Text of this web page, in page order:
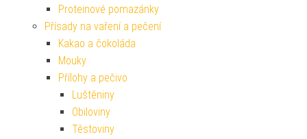
Proteinové pomazánky
Přísady na vaření a pečení
Kakao a čokoláda
Mouky
Přílohy a pečivo
Luštěniny
Obiloviny
Těstoviny